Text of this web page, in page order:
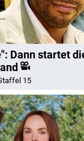
Dann startet
15